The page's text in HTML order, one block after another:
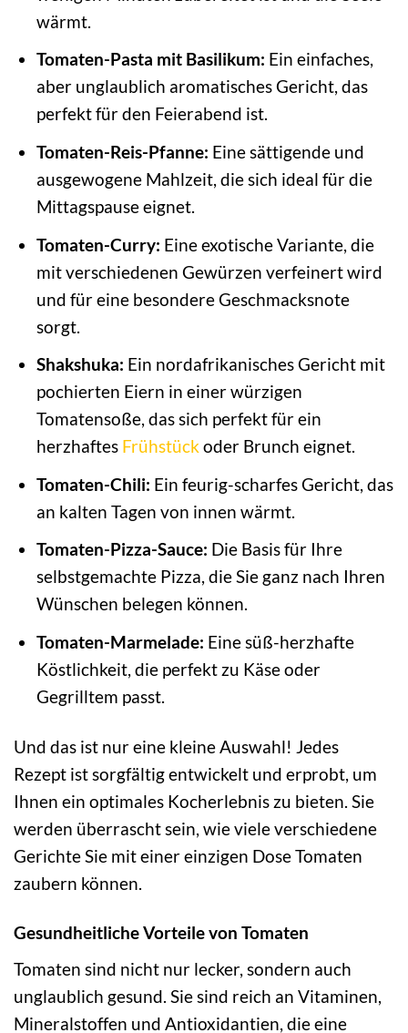
wärmt.
Tomaten-Pasta mit Basilikum: Ein einfaches,
aber unglaublich aromatisches Gericht, das
perfekt für den Feierabend ist.
Tomaten-Reis-Pfanne: Eine sättigende und
ausgewogene Mahlzeit, die sich ideal für die
Mittagspause eignet.
Tomaten-Curry: Eine exotische Variante, die
mit verschiedenen Gewürzen verfeinert wird
und für eine besondere Geschmacksnote
sorgt.
Shakshuka: Ein nordafrikanisches Gericht mit
pochierten Eiern in einer würzigen
Tomatensoße, das sich perfekt für ein
herzhaftes Frühstückoder Brunch eignet.
Tomaten-Chili: Ein feurig-scharfes Gericht, das
an kalten Tagen von innen wärmt.
Tomaten-Pizza-Sauce: Die Basis für Ihre
selbstgemachte Pizza, die Sie ganz nach Ihren
Wünschen belegen können.
Tomaten-Marmelade: Eine süß-herzhafte
Köstlichkeit, die perfekt zu Käse oder
Gegrilltem passt.
Und das ist nur eine kleine Auswahl! Jedes
Rezept ist sorgfältig entwickelt und erprobt, um
Ihnen ein optimales Kocherlebnis zu bieten. Sie
werden überrascht sein, wie viele verschiedene
Gerichte Sie mit einer einzigen Dose Tomaten
zaubern können.
Gesundheitliche Vorteile von Tomaten
Tomaten sind nicht nur lecker, sondern auch
unglaublich gesund. Sie sind reich an Vitaminen,
Mineralstoffen und Antioxidantien, die eine